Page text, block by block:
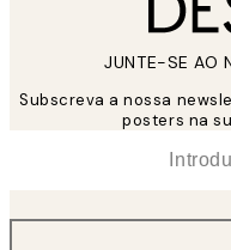
JUNTE-SE AO
Subscreva a nossa
posters na